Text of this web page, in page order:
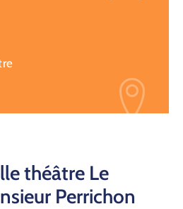
théâtre Le
Perrichon